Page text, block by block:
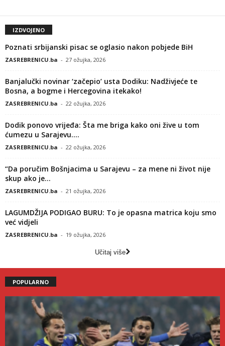
IZDVOJENO
Poznati srbijanski pisac se oglasio nakon pobjede BiH
ZASREBRENICU.ba - 27 ožujka, 2026
Banjalučki novinar ‘začepio’ usta Dodiku: Nadživjeće te
Bosna, a bogme i Hercegovina itekako!
ZASREBRENICU.ba - 22 ožujka, 2026
Dodik ponovo vrijeđa: Šta me briga kako oni žive u tom
ćumezu u Sarajevu....
ZASREBRENICU.ba - 22 ožujka, 2026
“Da poručim Bošnjacima u Sarajevu – za mene ni život nije
skup ako je...
ZASREBRENICU.ba - 21 ožujka, 2026
LAGUMDŽIJA PODIGAO BURU: To je opasna matrica koju smo
već vidjeli
ZASREBRENICU.ba - 19 ožujka, 2026
Učitaj više
POPULARNO